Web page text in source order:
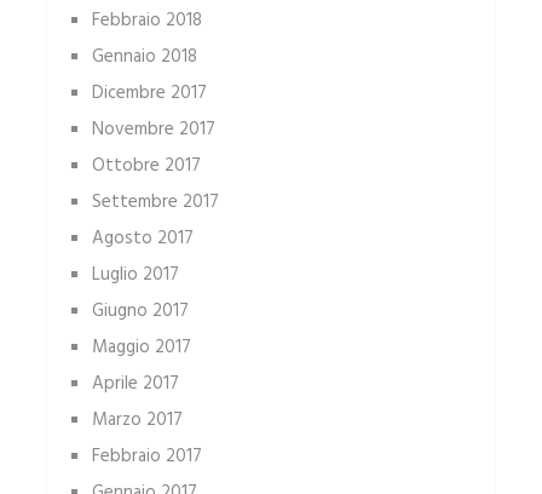
Febbraio 2018
Gennaio 2018
Dicembre 2017
Novembre 2017
Ottobre 2017
Settembre 2017
Agosto 2017
Luglio 2017
Giugno 2017
Maggio 2017
Aprile 2017
Marzo 2017
Febbraio 2017